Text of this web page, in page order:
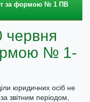
за формою № 1 ПВ
червня
№ 1-
юридичних осіб не
звітним періодом,